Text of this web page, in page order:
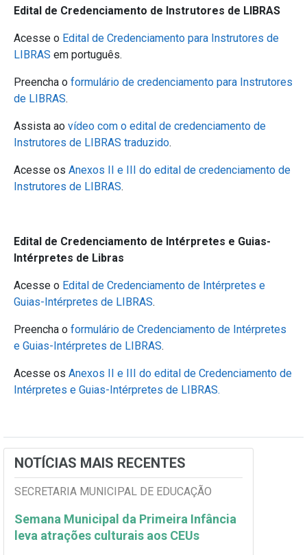
Edital de Credenciamento de Instrutores de LIBRAS
Acesse o Edital de Credenciamento para Instrutores de
LIBRAS em português.
Preencha o formulário de credenciamento para Instrutores
de LIBRAS.
Assista ao vídeo com o edital de credenciamento de
Instrutores de LIBRAS traduzido.
Acesse os Anexos II e III do edital de credenciamento de
Instrutores de LIBRAS.
Edital de Credenciamento de Intérpretes e Guias-
Intérpretes de Libras
Acesse o Edital de Credenciamento de Intérpretes e
Guias-Intérpretes de LIBRAS.
Preencha o formulário de Credenciamento de Intérpretes
e Guias-Intérpretes de LIBRAS.
Acesse os Anexos II e III do edital de Credenciamento de
Intérpretes e Guias-Intérpretes de LIBRAS.
NOTÍCIAS MAIS RECENTES
SECRETARIA MUNICIPAL DE EDUCAÇÃO
Semana Municipal da Primeira Infância
leva atrações culturais aos CEUs